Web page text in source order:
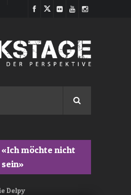
«Ich möchte nicht
Delpy